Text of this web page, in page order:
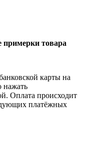
товара
карты на
нажать
Оплата происходит
платёжных